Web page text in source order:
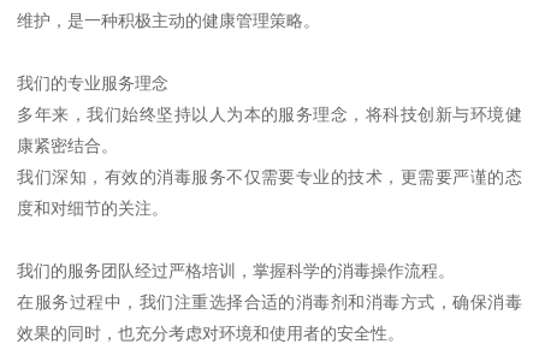
维护，是一种积极主动的健康管理策略。
我们的专业服务理念
多年来，我们始终坚持以人为本的服务理念，将科技创新与环境健
康紧密结合。
我们深知，有效的消毒服务不仅需要专业的技术，更需要严谨的态
度和对细节的关注。
我们的服务团队经过严格培训，掌握科学的消毒操作流程。
在服务过程中，我们注重选择合适的消毒剂和消毒方式，确保消毒
效果的同时，也充分考虑对环境和使用者的安全性。